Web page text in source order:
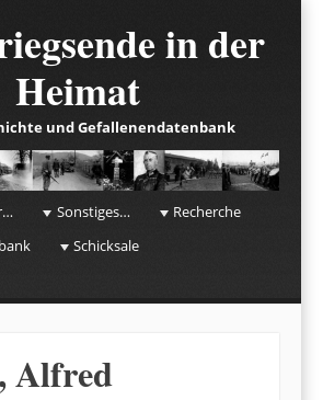
in der
Heimat
und Gefallenendatenbank
Sonstiges…
Recherche
Schicksale
Alfred